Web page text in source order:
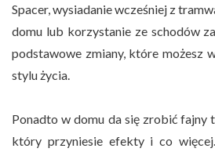
Spacer, wysiadanie wcześniej z
domu lub korzystanie ze schodów
podstawowe zmiany, które możesz
stylu życia.
Ponadto w domu da się zrobić fajny
który przyniesie efekty i co